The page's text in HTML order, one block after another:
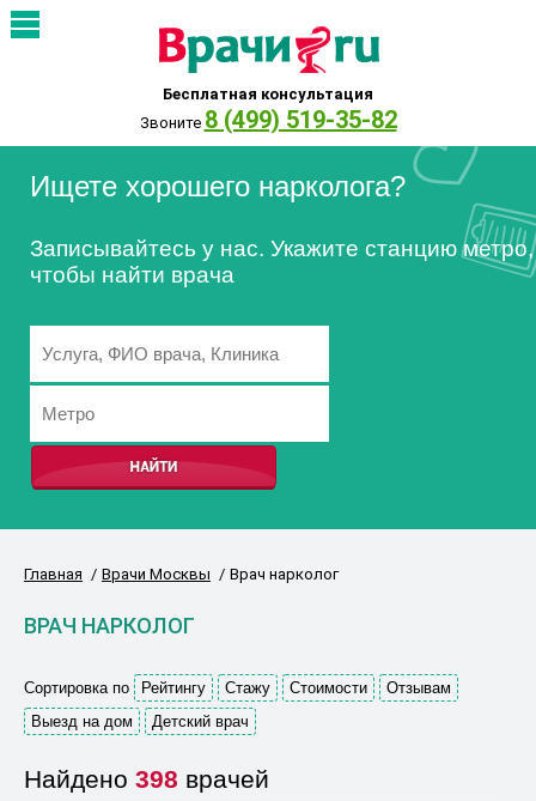
Бесплатная консультация
Звоните 8 (499) 519-35-82
Ищете хорошего нарколога?
Записывайтесь у нас. Укажите станцию метро,
чтобы найти врача
Главная Врачи Москвы Врач нарколог
ВРАЧ НАРКОЛОГ
Сортировка по Рейтингу Стажу Стоимости
Отзывам
Выезд на дом
Детский врач
Найдено 398 врачей